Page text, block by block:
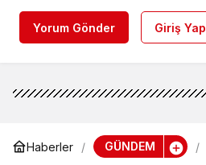
Yorum Gönder Giriş Yap
Haberler GÜNDEM